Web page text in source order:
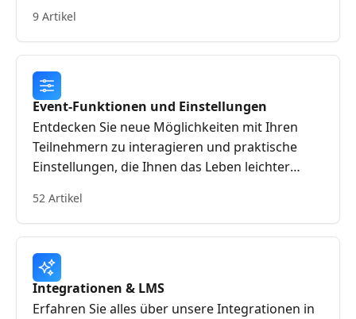
9 Artikel
Event-Funktionen und Einstellungen
Entdecken Sie neue Möglichkeiten mit Ihren
Teilnehmern zu interagieren und praktische
Einstellungen, die Ihnen das Leben leichter
52 Artikel
Integrationen & LMS
Erfahren Sie alles über unsere Integrationen in